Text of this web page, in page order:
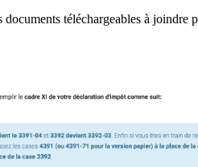
téléchargeables à joindre